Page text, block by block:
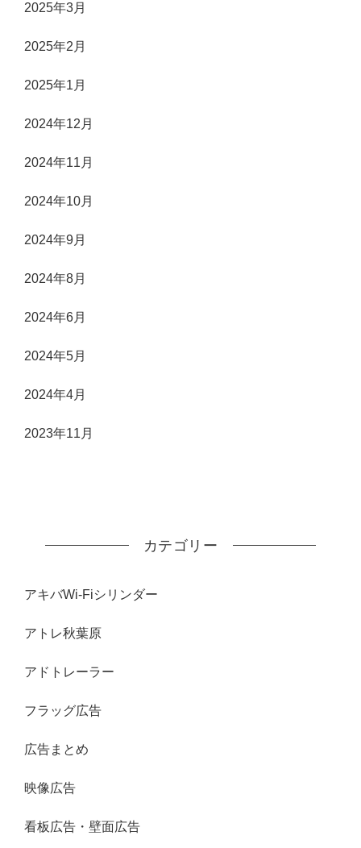
2025年3月
2025年2月
2025年1月
2024年12月
2024年11月
2024年10月
2024年9月
2024年8月
2024年6月
2024年5月
2024年4月
2023年11月
カテゴリー
アキバWi-Fiシリンダー
アトレ秋葉原
アドトレーラー
フラッグ広告
広告まとめ
映像広告
看板広告・壁面広告